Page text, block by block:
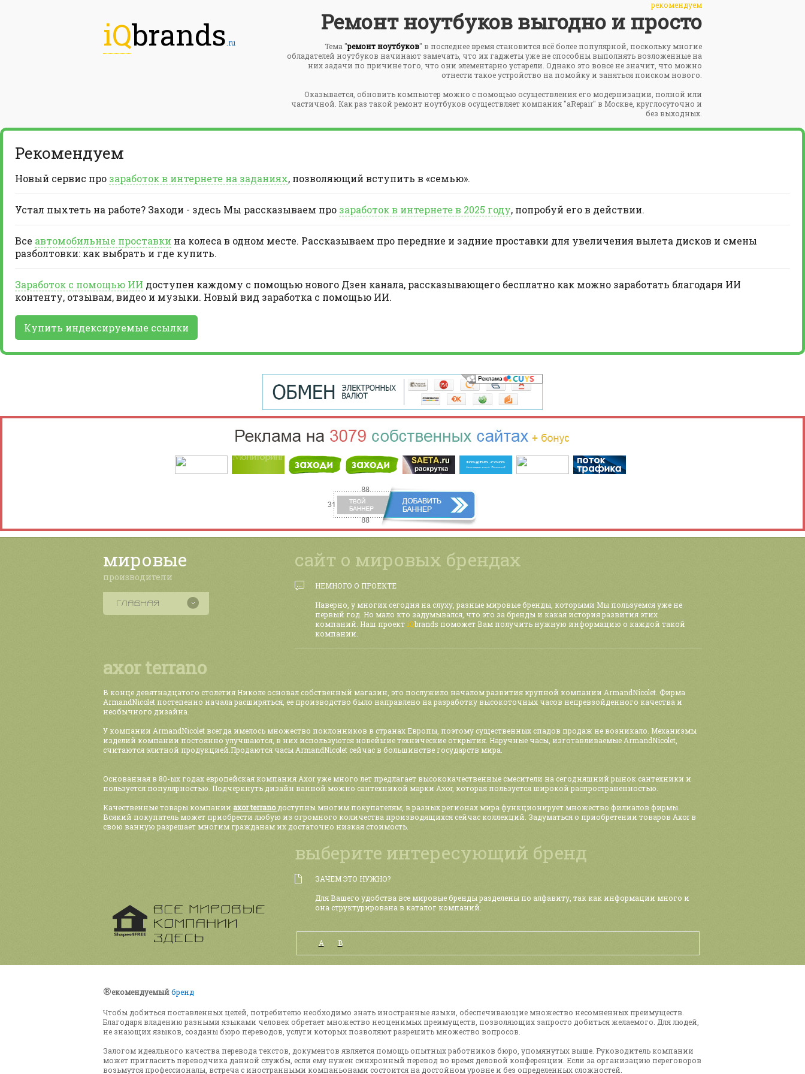
iQbrands .ru
рекомендуем
Ремонт ноутбуков выгодно и просто
Тема "ремонт ноутбуков" в последнее время становится всё более популярной, поскольку многие
обладателей ноутбуков начинают замечать, что их гаджеты уже не способны выполнять возложенные на
них задачи по причине того, что они элементарно устарели. Однако это вовсе не значит, что можно
отнести такое устройство на помойку и заняться поиском нового.
Оказывается, обновить компьютер можно с помощью осуществления его модернизации, полной или
частичной. Как раз такой ремонт ноутбуков осуществляет компания "aRepair" в Москве, круглосуточно и
без выходных.
Рекомендуем
Новый сервис про заработок в интернете на заданиях, позволяющий вступить в «семью».
Устал пыхтеть на работе? Заходи - здесь Мы рассказываем про заработок в интернете в 2025 году, попробуй его в действии.
Все автомобильные проставки на колеса в одном месте. Рассказываем про передние и задние проставки для увеличения вылета дисков и смены
разболтовки: как выбрать и где купить.
Заработок с помощью ИИ доступен каждому с помощью нового Дзен канала, рассказывающего бесплатно как можно заработать благодаря ИИ
контенту, отзывам, видео и музыки. Новый вид заработка с помощью ИИ.
Купить индексируемые ссылки
мировые
производители
сайт о мировых брендах
НЕМНОГО О ПРОЕКТЕ
Наверно, у многих сегодня на слуху, разные мировые бренды, которыми Мы пользуемся уже не
первый год. Но мало кто задумывался, что это за бренды и какая история развития этих
компаний. Наш проект iQbrands поможет Вам получить нужную информацию о каждой такой
компании.
axor terrano
В конце девятнадцатого столетия Николе основал собственный магазин, это послужило началом развития крупной компании ArmandNicolet. Фирма
ArmandNicolet постепенно начала расширяться, ее производство было направлено на разработку высокоточных часов непревзойденного качества и
необычного дизайна.
У компании ArmandNicolet всегда имелось множество поклонников в странах Европы, поэтому существенных спадов продаж не возникало. Механизмы
изделий компании постоянно улучшаются, в них используются новейшие технические открытия. Наручные часы, изготавливаемые ArmandNicolet,
считаются элитной продукцией.Продаются часы ArmandNicolet сейчас в большинстве государств мира.
Основанная в 80-ых годах европейская компания Axor уже много лет предлагает высококачественные смесители на сегодняшний рынок сантехники и
пользуется популярностью. Подчеркнуть дизайн ванной можно сантехникой марки Axor, которая пользуется широкой распространенностью.
Качественные товары компании axor terranoдоступны многим покупателям, в разных регионах мира функционирует множество филиалов фирмы.
Всякий покупатель может приобрести любую из огромного количества производящихся сейчас коллекций. Задуматься о приобретении товаров Axor в
свою ванную разрешает многим гражданам их достаточно низкая стоимость.
выберите интересующий бренд
ЗАЧЕМ ЭТО НУЖНО?
Для Вашего удобства все мировые бренды разделены по алфавиту, так как информации много и
она структурирована в каталог компаний.
А B
®екомендуемыйбренд
Чтобы добиться поставленных целей, потребителю необходимо знать иностранные языки, обеспечивающие множество несомненных преимуществ.
Благодаря владению разными языками человек обретает множество неоценимых преимуществ, позволяющих запросто добиться желаемого. Для людей,
не знающих языков, созданы бюро переводов, услуги которых позволяют разрешить множество вопросов.
Залогом идеального качества перевода текстов, документов является помощь опытных работников бюро, упомянутых выше. Руководитель компании
может пригласить переводчика данной службы, если ему нужен синхронный перевод во время деловой конференции. Если за организацию переговоров
возьмутся профессионалы, встреча с иностранными компаньонами состоится на достойном уровне и без определенных сложностей.